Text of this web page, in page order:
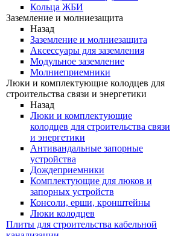
Кольца ЖБИ
Заземление и молниезащита
Назад
Заземление и молниезащита
Аксессуары для заземления
Модульное заземление
Молниеприемники
Люки и комплектующие колодцев для
строительства связи и энергетики
Назад
Люки и комплектующие
колодцев для строительства связи
и энергетики
Антивандальные запорные
устройства
Дождеприемники
Комплектующие для люков и
запорных устройств
Консоли, ерши, кронштейны
Люки колодцев
Плиты для строительства кабельной